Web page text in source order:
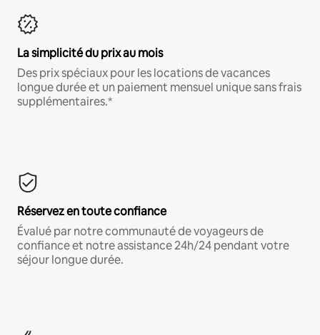
La simplicité du prix au mois
Des prix spéciaux pour les locations de vacances
longue durée et un paiement mensuel unique sans frais
supplémentaires.*
Réservez en toute confiance
Évalué par notre communauté de voyageurs de
confiance et notre assistance 24h/24 pendant votre
séjour longue durée.